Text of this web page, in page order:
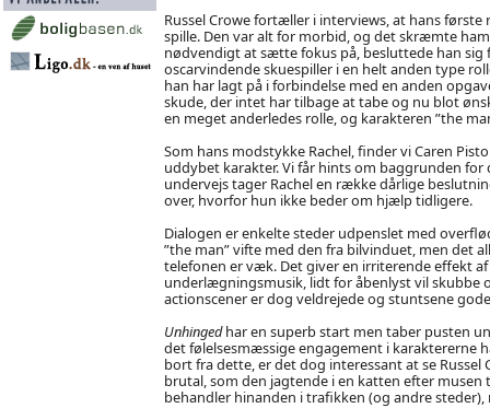
Russel Crowe fortæller i interviews, at hans
spille. Den var alt for morbid, og det skræmte
nødvendigt at sætte fokus på, besluttede han sig
oscarvindende skuespiller i en helt anden type
han har lagt på i forbindelse med en anden
skude, der intet har tilbage at tabe og nu blot
en meget anderledes rolle, og karakteren ”the
Som hans modstykke Rachel, finder vi Caren
uddybet karakter. Vi får hints om baggrunden
undervejs tager Rachel en række dårlige
over, hvorfor hun ikke beder om hjælp tidligere.
Dialogen er enkelte steder udpenslet med
”the man” vifte med den fra bilvinduet, men det
telefonen er væk. Det giver en irriterende effekt
underlægningsmusik, lidt for åbenlyst vil skubbe
actionscener er dog veldrejede og stuntsene
Unhingedhar en superb start men taber pusten
det følelsesmæssige engagement i karaktererne
bort fra dette, er det dog interessant at se
brutal, som den jagtende i en katten efter
behandler hinanden i trafikken (og andre steder),